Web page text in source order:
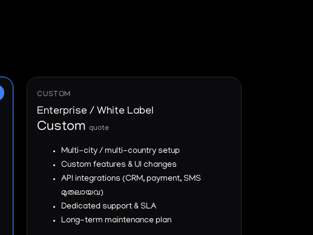
CUSTOM
Enterprise / White Label
Customquote
Multi-city / multi-country setup
Custom features & UI changes
API integrations (CRM, payment, SMS
മുതലായവ)
Dedicated support & SLA
Long-term maintenance plan